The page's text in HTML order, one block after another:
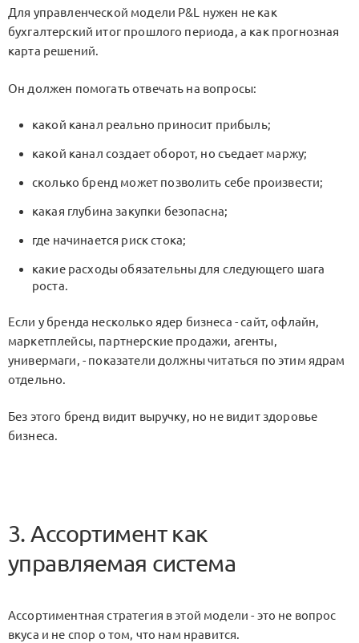
Для управленческой модели P&L нужен не как
бухгалтерский итог прошлого периода, а как прогнозная
карта решений.
Он должен помогать отвечать на вопросы:
какой канал реально приносит прибыль;
какой канал создает оборот, но съедает маржу;
сколько бренд может позволить себе произвести;
какая глубина закупки безопасна;
где начинается риск стока;
какие расходы обязательны для следующего шага
роста.
Если у бренда несколько ядер бизнеса - сайт, офлайн,
маркетплейсы, партнерские продажи, агенты,
универмаги, - показатели должны читаться по этим ядрам
отдельно.
Без этого бренд видит выручку, но не видит здоровье
бизнеса.
3. Ассортимент как
управляемая система
Ассортиментная стратегия в этой модели - это не вопрос
вкуса и не спор о том, что нам нравится.